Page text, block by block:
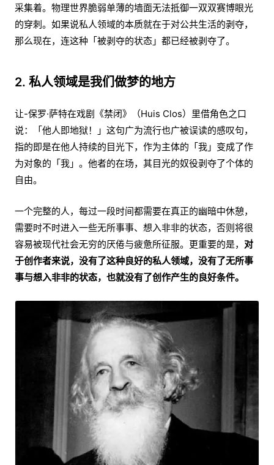
采集着。物理世界脆弱单薄的墙面无法抵御一双双赛博眼光
的穿刺。如果说私人领域的本质就在于对公共生活的剥夺，
那么现在，连这种「被剥夺的状态」都已经被剥夺了。
2. 私人领域是我们做梦的地方
让-保罗·萨特在戏剧《禁闭》（Huis Clos）里借角色之口
说：「他人即地狱！」这句广为流行也广被误读的感叹句，
指的即是在他人持续的目光下，作为主体的「我」变成了作
为对象的「我」。他者的在场，其目光的奴役剥夺了个体的
自由。
一个完整的人，每过一段时间都需要在真正的幽暗中休憩，
需要时不时进入一些无所事事、想入非非的状态，否则将很
容易被现代社会无穷的厌倦与疲惫所征服。更重要的是， 对
于创作者来说，没有了这种良好的私人领域，没有了无所事
事与想入非非的状态，也就没有了创作产生的良好条件。